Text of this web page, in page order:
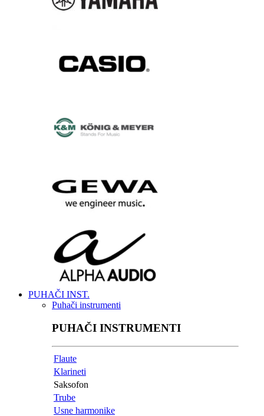
PUHAČI INST.
Puhači instrumenti
PUHAČI INSTRUMENTI
Flaute
Klarineti
Saksofon
Trube
Usne harmonike